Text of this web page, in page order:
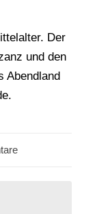
Der
und den
Abendland